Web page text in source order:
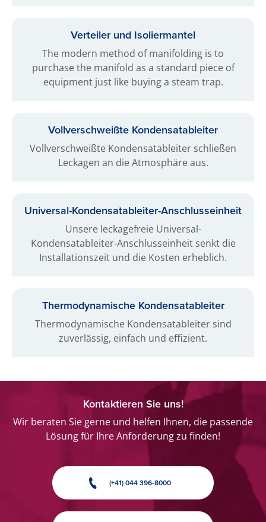
Verteiler und Isoliermantel
The modern method of manifolding is to
purchase the manifold as a standard piece of
equipment just like buying a steam trap.
Voll­verschweißte Kondensat­ableiter
Vollverschweißte Kondensatableiter schließen
Leckagen an die Atmosphäre aus.
Universal-Kondensat­ableiter-Anschluss­einheit
Unsere leckagefreie Universal-
Kondensatableiter-Anschlusseinheit senkt die
Installationszeit und die Kosten erheblich.
Thermo­dynamische Kondensat­ableiter
Thermodynamische Kondensatableiter sind
zuverlässig, einfach und effizient.
Kontaktieren Sie uns!
Wir beraten Sie gerne und helfen Ihnen, die passende
Lösung für Ihre Anforderung zu finden!
(+41) 044 396-8000